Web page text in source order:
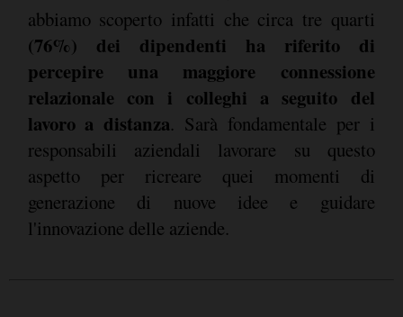
abbiamo scoperto infatti che circa tre quarti
(76%) dei dipendenti ha riferito di
percepire una maggiore connessione
relazionale con i colleghi a seguito del
lavoro a distanza. Sarà fondamentale per i
responsabili aziendali lavorare su questo
aspetto per ricreare quei momenti di
generazione di nuove idee e guidare
l'innovazione delle aziende.